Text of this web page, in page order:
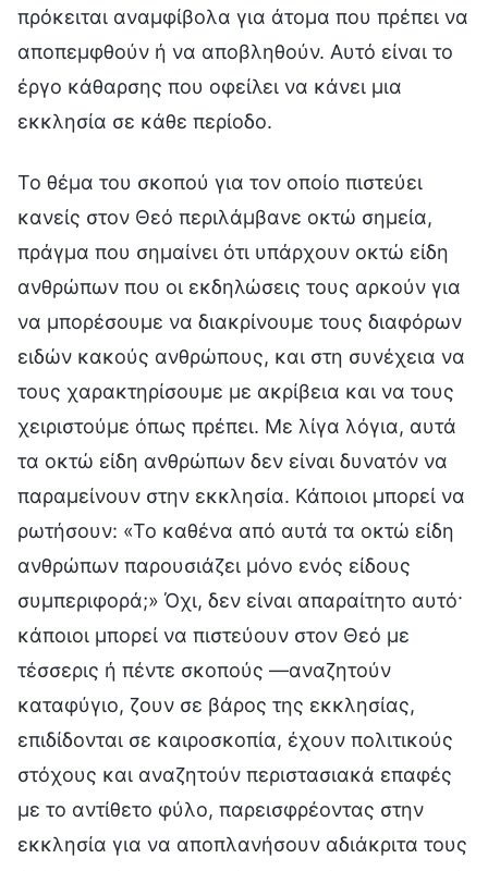
πρόκειται αναμφίβολα για άτομα που πρέπει να
αποπεμφθούν ή να αποβληθούν. Αυτό είναι το
έργο κάθαρσης που οφείλει να κάνει μια
εκκλησία σε κάθε περίοδο.
Το θέμα του σκοπού για τον οποίο πιστεύει
κανείς στον Θεό περιλάμβανε οκτώ σημεία,
πράγμα που σημαίνει ότι υπάρχουν οκτώ είδη
ανθρώπων που οι εκδηλώσεις τους αρκούν για
να μπορέσουμε να διακρίνουμε τους διαφόρων
ειδών κακούς ανθρώπους, και στη συνέχεια να
τους χαρακτηρίσουμε με ακρίβεια και να τους
χειριστούμε όπως πρέπει. Με λίγα λόγια, αυτά
τα οκτώ είδη ανθρώπων δεν είναι δυνατόν να
παραμείνουν στην εκκλησία. Κάποιοι μπορεί να
ρωτήσουν: «Το καθένα από αυτά τα οκτώ είδη
ανθρώπων παρουσιάζει μόνο ενός είδους
συμπεριφορά;» Όχι, δεν είναι απαραίτητο αυτό·
κάποιοι μπορεί να πιστεύουν στον Θεό με
τέσσερις ή πέντε σκοπούς —αναζητούν
καταφύγιο, ζουν σε βάρος της εκκλησίας,
επιδίδονται σε καιροσκοπία, έχουν πολιτικούς
στόχους και αναζητούν περιστασιακά επαφές
με το αντίθετο φύλο, παρεισφρέοντας στην
εκκλησία για να αποπλανήσουν αδιάκριτα τους